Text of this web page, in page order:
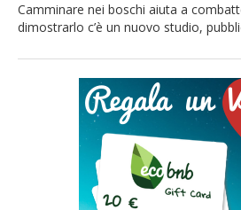
Camminare nei boschi aiuta a
dimostrarlo c’è un nuovo studio,
all’università di Stanford dal
studio (che potete leggere qui in
soggetti che vivono in zone urbane.
un questionario […]